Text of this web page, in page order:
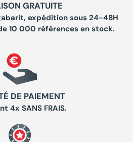
GRATUITE
expédition sous 24-48H
10 000 références en stock.
DE PAIEMENT
4x SANS FRAIS.